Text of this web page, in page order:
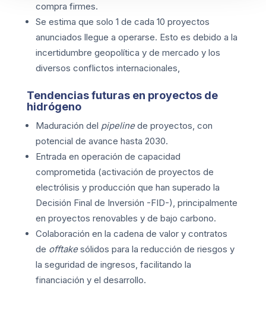
compra firmes.
Se estima que solo 1 de cada 10 proyectos
anunciados llegue a operarse. Esto es debido a la
incertidumbre geopolítica y de mercado y los
diversos conflictos internacionales,
Tendencias futuras en proyectos de
hidrógeno
Maduración del pipelinede proyectos, con
potencial de avance hasta 2030.
Entrada en operación de capacidad
comprometida (activación de proyectos de
electrólisis y producción que han superado la
Decisión Final de Inversión -FID-), principalmente
en proyectos renovables y de bajo carbono.
Colaboración en la cadena de valor y contratos
de offtakesólidos para la reducción de riesgos y
la seguridad de ingresos, facilitando la
financiación y el desarrollo.